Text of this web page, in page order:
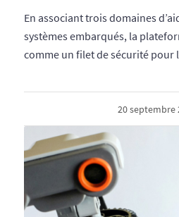
En associant trois domaines
systèmes embarqués, la
comme un filet de sécurité pour
20 septembre